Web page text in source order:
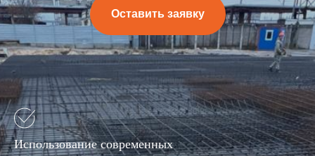
Оставить заявку
Использование современных